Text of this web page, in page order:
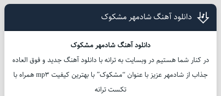
دانلود آهنگ شادمهر مشکوک
دانلود آهنگ شادمهر مشکوک
در کنار شما هستیم در وبسایت به ترانه با دانلود آهنگ جدید و فوق العاده
جذاب از شادمهر عزیز با عنوان “مشکوک” با بهترین کیفیت mp3 همراه با
تکست ترانه